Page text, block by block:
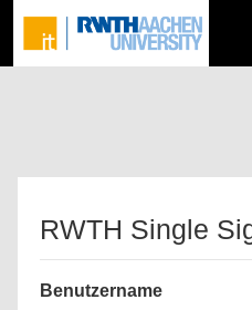
RWTH Single
Benutzername